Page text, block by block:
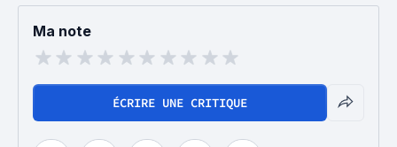
Ma note
ÉCRIRE UNE CRITIQUE